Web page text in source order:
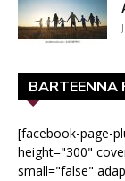
BARTEENNA
[facebook-page-
height="300"
small="false"